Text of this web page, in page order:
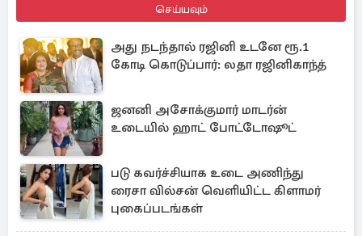
செய்யவும்
அது நடந்தால் ரஜினி உடனே ரூ.1
கோடி கொடுப்பார்: லதா ரஜினிகாந்த்
ஜனனி அசோக்குமார் மாடர்ன்
உடையில் ஹாட் போட்டோஷூட்
படு கவர்ச்சியாக உடை அணிந்து
ரைசா வில்சன் வெளியிட்ட கிளாமர்
புகைப்படங்கள்